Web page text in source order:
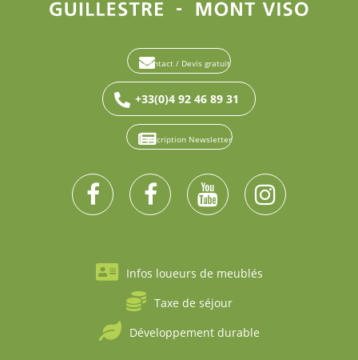
Contact / Devis gratuit
+33(0)4 92 46 89 31
Inscription Newsletter
Infos loueurs de meublés
Taxe de séjour
Développement durable